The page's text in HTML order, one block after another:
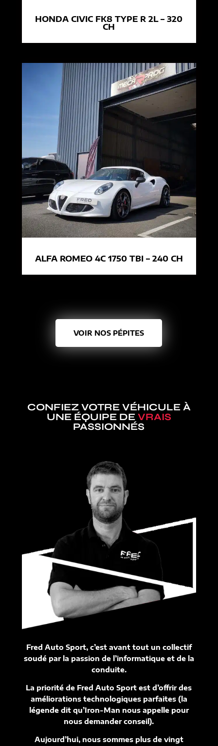
HONDA CIVIC FK8 TYPE R 2L – 320
CH
ALFA ROMEO 4C 1750 TBI – 240 CH
VOIR NOS PÉPITES
CONFIEZ VOTRE VÉHICULE À
UNE ÉQUIPE DE VRAIS
PASSIONNÉS
Fred Auto Sport, c’est avant tout un collectif
soudé par la passion de l’informatique et de la
conduite.
La priorité de Fred Auto Sport est d’offrir des
améliorations technologiques parfaites (la
légende dit qu’Iron-Man nous appelle pour
nous demander conseil).
Aujourd’hui, nous sommes plus de vingt